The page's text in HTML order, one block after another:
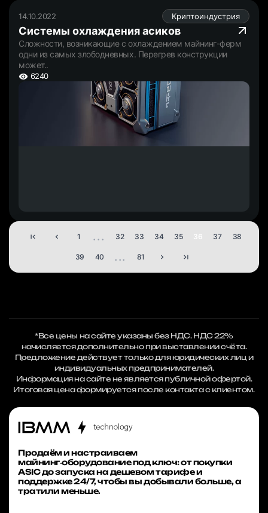
14.10.2022 Криптоиндустрия
Системы охлаждения асиков
Сложности, возникающие с охлаждением майнинг-ферм
одни из самых злободневных. Перегрев конструкции
может..
6240
1 ... 32 33 34 35 36 37 38
39 40 ... 81
*Все цены на сайте указаны без НДС. НДС 22%
начисляется дополнительно при выставлении счёта.
Предложение действует только для юридических лиц и
индивидуальных предпринимателей.
Информация на сайте не является публичной офертой.
Итоговая цена формируется после контакта с клиентом.
Продаём и настраиваем
майнинг‑оборудование под ключ: от покупки
ASIC до запуска на дешевом тарифе и
поддержке 24/7, чтобы вы добывали больше, а
тратили меньше.